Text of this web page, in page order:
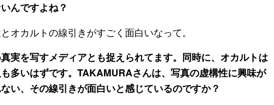
んですよね？
オカルトの線引きがすごく面白いなって。
実を写すメディアとも捉えられてます。同時に、オカルトは
も多いはずです。TAKAMURAさんは、写真の虚構性に興味が
い、その線引きが面白いと感じているのですか？